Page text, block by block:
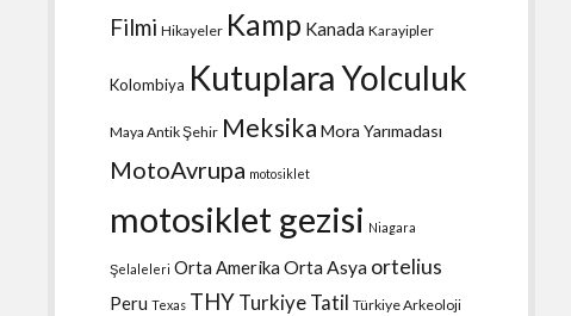
Filmi Hikayeler Kamp Kanada Karayipler
Kolombiya Kutuplara Yolculuk
Maya Antik Şehir Meksika Mora Yarımadası
MotoAvrupa motosiklet
motosiklet gezisi Niagara
Şelaleleri Orta Amerika Orta Asya ortelius
Peru Texas THYTurkiye Tatil Türkiye Arkeoloji